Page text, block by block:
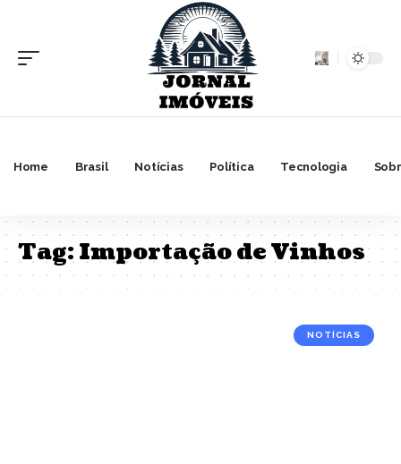
Home Brasil Notícias Política Tecnologia
Tag:Importação de Vinhos
NOTÍCIAS